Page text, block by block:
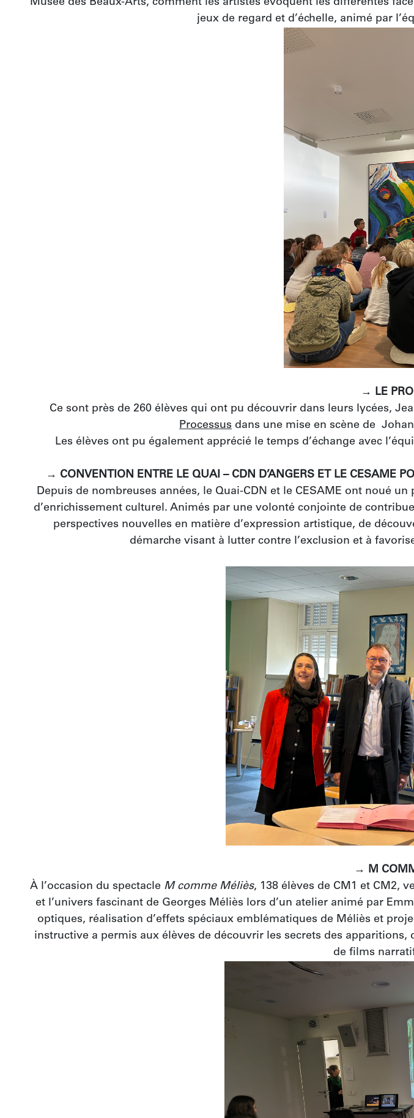
Musée des Beaux-Arts, comment les artistes évoquent les différentes
jeux de regard et d’échelle, animé par
→ LE
Ce sont près de 260 élèves qui ont pu découvrir dans leurs lycées,
Processus dans une mise en scène de
Les élèves ont pu également apprécié le temps d’échange avec
→ CONVENTION ENTRE LE QUAI – CDN D’ANGERS ET LE CESAME
Depuis de nombreuses années, le Quai-CDN et le CESAME ont noué
d’enrichissement culturel. Animés par une volonté conjointe de
perspectives nouvelles en matière d’expression artistique, de
démarche visant à lutter contre l’exclusion et à
→ M
À l’occasion du spectacle M comme Méliès, 138 élèves de CM1 et CM2,
et l’univers fascinant de Georges Méliès lors d’un atelier animé par
optiques, réalisation d’effets spéciaux emblématiques de Méliès et
instructive a permis aux élèves de découvrir les secrets des
de films